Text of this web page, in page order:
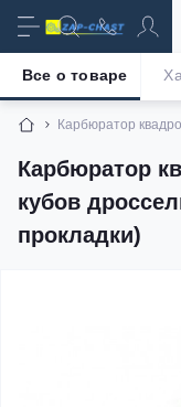
Карбюратор
Карбюратор
кубов
прокладки)
Все о товаре